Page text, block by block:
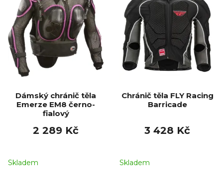
Dámský chránič těla
Emerze EM8 černo-
fialový
2 289 Kč
Skladem
Chránič těla FLY Racing
Barricade
3 428 Kč
Skladem